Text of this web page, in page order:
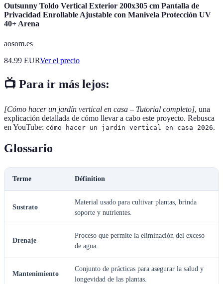
Outsunny Toldo Vertical Exterior 200x305 cm Pantalla de
Privacidad Enrollable Ajustable con Manivela Protección UV
40+ Arena
aosom.es
84.99 EURVer el precio
📺 Para ir más lejos:
[Cómo hacer un jardín vertical en casa – Tutorial completo], una
explicación detallada de cómo llevar a cabo este proyecto. Rebusca
en YouTube: cómo hacer un jardín vertical en casa 2026.
Glossario
Terme Définition
Sustrato
Material usado para cultivar plantas, brinda
soporte y nutrientes.
Drenaje
Proceso que permite la eliminación del exceso
de agua.
Mantenimiento
Conjunto de prácticas para asegurar la salud y
longevidad de las plantas.